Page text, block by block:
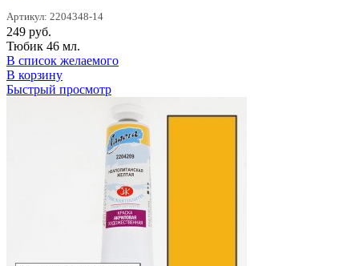
Артикул: 2204348-14
249 руб.
Тюбик 46 мл.
В список желаемого
В корзину
Быстрый просмотр